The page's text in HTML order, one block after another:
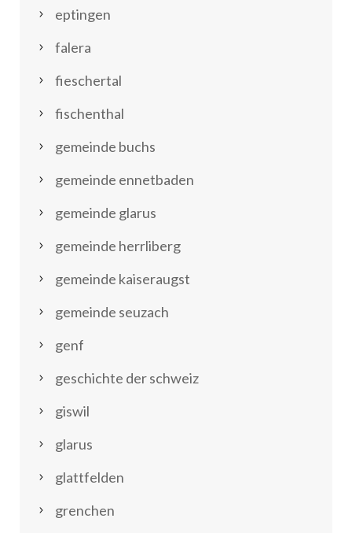
eptingen
falera
fieschertal
fischenthal
gemeinde buchs
gemeinde ennetbaden
gemeinde glarus
gemeinde herrliberg
gemeinde kaiseraugst
gemeinde seuzach
genf
geschichte der schweiz
giswil
glarus
glattfelden
grenchen